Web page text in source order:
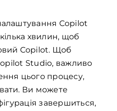
Copilot
хвилин, щоб
Copilot. Щоб
Studio, важливо
цього процесу,
Ви можете
завершиться,